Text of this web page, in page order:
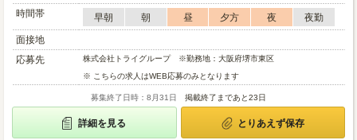
時間帯
早朝 朝 昼 夕方 夜
夜勤
面接地
応募先
株式会社トライグループ ※勤務地：大阪府堺市東区
※ こちらの求人はWEB応募のみとなります
募集終了日時：8月31日 掲載終了まであと23日
詳細を見る とりあえず保存